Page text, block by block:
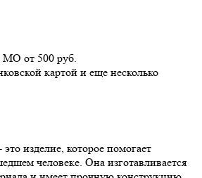
МО от 500 руб.
картой и еще несколько
изделие, которое помогает
человеке. Она изготавливается